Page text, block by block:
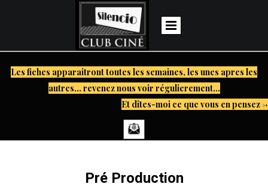
Les fiches apparaitront toutes les semaines, les unes apres les
autres... revenez nous voir régulierement...
Et dîtes-moi ce que vous en pensez ->
Pré Production